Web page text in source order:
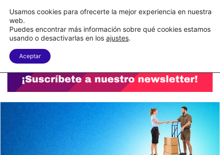
C&A México completa la implementación de su WMS en la nube
Menu
Usamos cookies para ofrecerte la mejor experiencia en nuestra
web.
Puedes encontrar más información sobre qué cookies estamos
usando o desactivarlas en los ajustes.
Aceptar